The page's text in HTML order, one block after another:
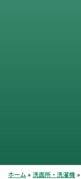
ホーム 洗面所・洗濯機